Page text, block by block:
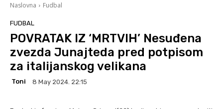
Naslovna Fudbal
FUDBAL
POVRATAK IZ ‘MRTVIH’ Nesuđena
zvezda Junajteda pred potpisom
za italijanskog velikana
Toni 8 May 2024. 22:15